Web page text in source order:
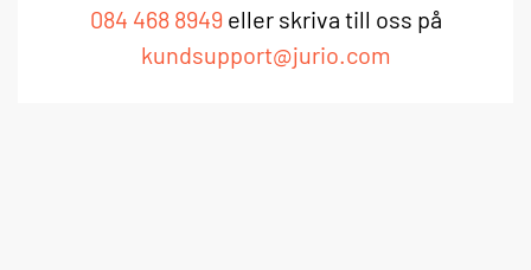
084 468 8949eller skriva till oss på
kundsupport@jurio.com